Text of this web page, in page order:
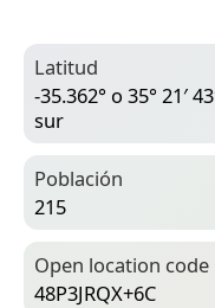
Latitud
-35.362° o 35° 21′
sur
Población
215
Open location code
48P3JRQX+6C